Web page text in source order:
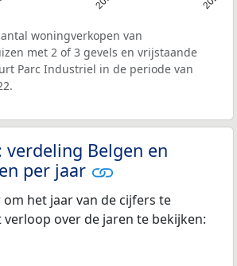
woningverkopen van
met 2 of 3 gevels en vrijstaande
Parc Industriel in de periode van
Belgen en
per jaar
het jaar van de cijfers te
over de jaren te bekijken: